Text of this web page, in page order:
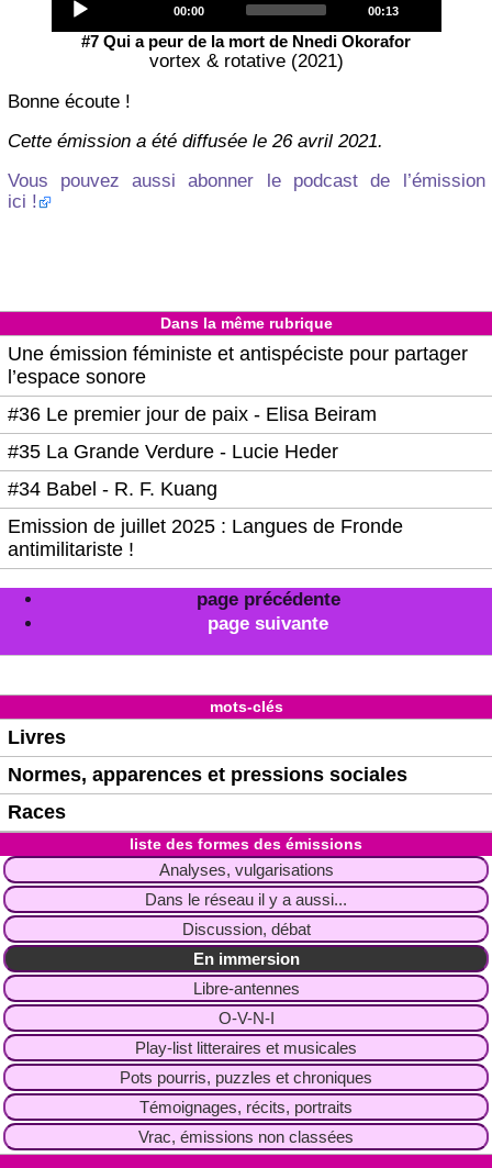
Player
Current
00:00
Total
00:13
#7 Qui a peur de la mort de Nnedi Okorafor
vortex & rotative (2021)
Bonne écoute !
Cette émission a été diffusée le 26 avril 2021.
Vous pouvez aussi abonner le podcast de l’émission
ici !
Dans la même rubrique
Une émission féministe et antispéciste pour partager
l’espace sonore
#36 Le premier jour de paix - Elisa Beiram
#35 La Grande Verdure - Lucie Heder
#34 Babel - R. F. Kuang
Emission de juillet 2025 : Langues de Fronde
antimilitariste !
page précédente
page suivante
mots-clés
Livres
Normes, apparences et pressions sociales
Races
liste des formes des émissions
Analyses, vulgarisations
Dans le réseau il y a aussi...
Discussion, débat
En immersion
Libre-antennes
O-V-N-I
Play-list litteraires et musicales
Pots pourris, puzzles et chroniques
Témoignages, récits, portraits
Vrac, émissions non classées